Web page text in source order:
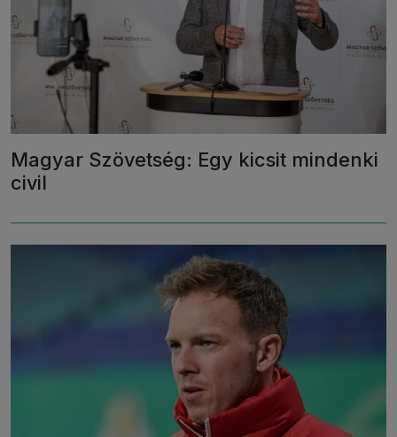
Magyar Szövetség: Egy kicsit mindenki
civil